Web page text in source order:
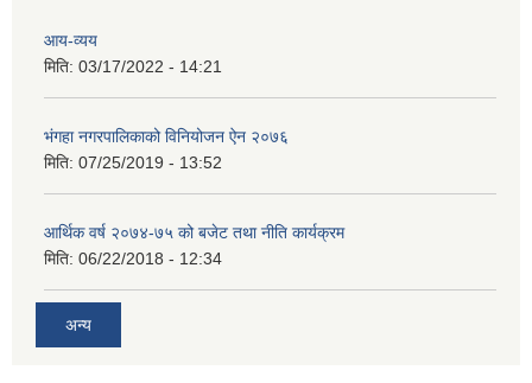
आय-व्यय
मिति: 03/17/2022 - 14:21
भंगहा नगरपालिकाको विनियोजन ऐन २०७६
मिति: 07/25/2019 - 13:52
आर्थिक वर्ष २०७४-७५ को बजेट तथा नीति कार्यक्रम
मिति: 06/22/2018 - 12:34
अन्य